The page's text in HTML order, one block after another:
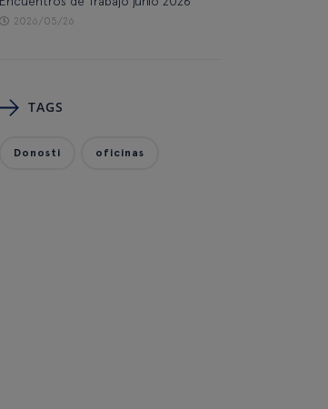
2026/05/26
TAGS
Donosti oficinas